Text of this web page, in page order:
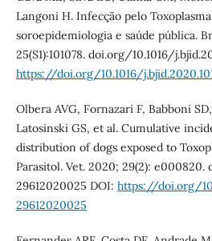
Langoni H. Infecção pelo
soroepidemiologia e saúde pública.
25(S1):101078. doi.org/10.1016/
https://doi.org/10.1016/
Olbera AVG, Fornazari F, Babboni SD,
Latosinski GS, et al. Cumulative
distribution of dogs exposed to
Parasitol. Vet. 2020; 29(2): e000820.
29612020025 DOI: https://doi.org/
29612020025